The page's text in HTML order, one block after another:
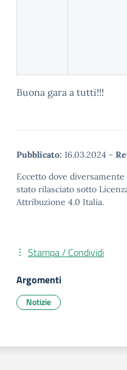
Buona gara a tutti!!!
Pubblicato: 16.03.2024 -
Eccetto dove
stato rilasciato sotto
Attribuzione 4.0 Italia.
Stampa / Condividi
Argomenti
Notizie